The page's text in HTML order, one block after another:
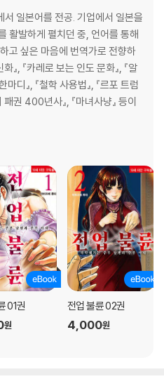
일본어를 전공. 기업에서 일본을
활발하게 펼치던 중, 언어를 통해
고 싶은 마음에 번역가로 전향하
』, 『카레로 보는 인도 문화』, 『알
디』, 『철학 사용법』, 『르포 트럼
패권 400년사』, 『마녀사냥』 등이
01권
원
전업 불륜 02권
4,000원